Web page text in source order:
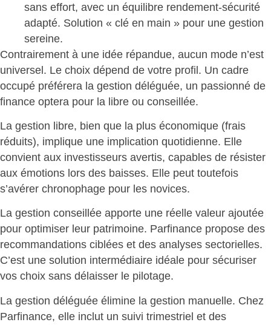
sans effort, avec un équilibre rendement-sécurité
adapté. Solution « clé en main » pour une gestion
sereine.
Contrairement à une idée répandue, aucun mode n’est
universel. Le choix dépend de votre profil. Un cadre
occupé préférera la gestion déléguée, un passionné de
finance optera pour la libre ou conseillée.
La gestion libre, bien que la plus économique (frais
réduits), implique une implication quotidienne. Elle
convient aux investisseurs avertis, capables de résister
aux émotions lors des baisses. Elle peut toutefois
s’avérer chronophage pour les novices.
La gestion conseillée apporte une réelle valeur ajoutée
pour optimiser leur patrimoine. Parfinance propose des
recommandations ciblées et des analyses sectorielles.
C’est une solution intermédiaire idéale pour sécuriser
vos choix sans délaisser le pilotage.
La gestion déléguée élimine la gestion manuelle. Chez
Parfinance, elle inclut un suivi trimestriel et des